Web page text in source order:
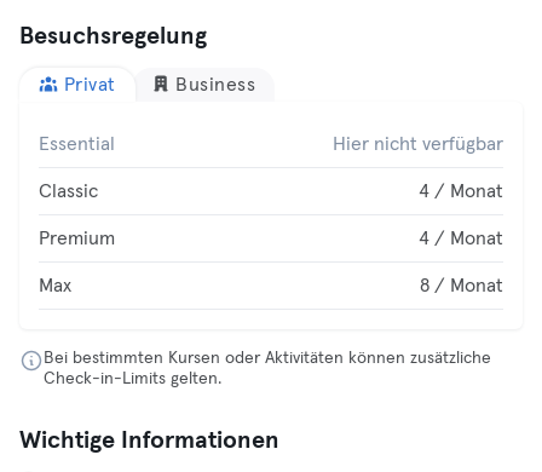
Besuchsregelung
Privat Business
Essential Hier nicht verfügbar
Classic 4 / Monat
Premium 4 / Monat
Max 8 / Monat
Bei bestimmten Kursen oder Aktivitäten können zusätzliche
Check-in-Limits gelten.
Wichtige Informationen